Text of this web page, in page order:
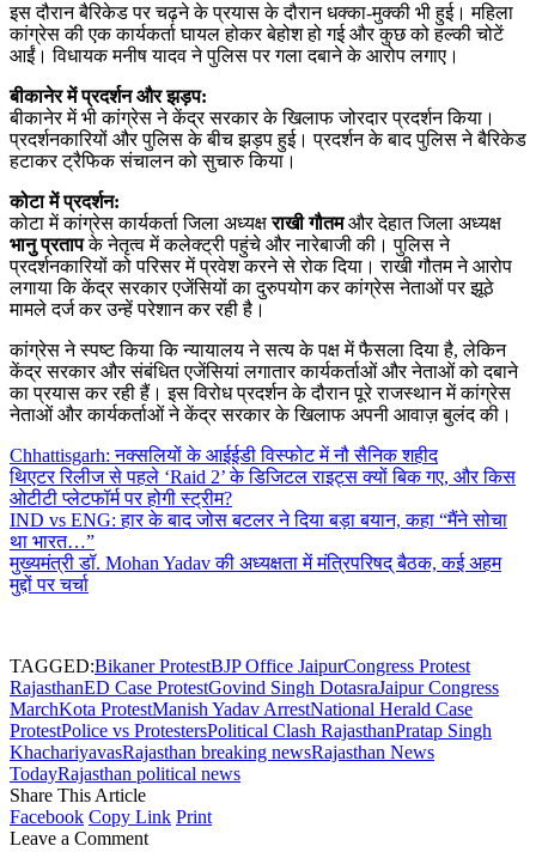
इस दौरान बैरिकेड पर चढ़ने के प्रयास के दौरान धक्का-मुक्की भी हुई। महिला
कांग्रेस की एक कार्यकर्ता घायल होकर बेहोश हो गई और कुछ को हल्की चोटें
आईं। विधायक मनीष यादव ने पुलिस पर गला दबाने के आरोप लगाए।
बीकानेर में प्रदर्शन और झड़प:
बीकानेर में भी कांग्रेस ने केंद्र सरकार के खिलाफ जोरदार प्रदर्शन किया।
प्रदर्शनकारियों और पुलिस के बीच झड़प हुई। प्रदर्शन के बाद पुलिस ने बैरिकेड
हटाकर ट्रैफिक संचालन को सुचारु किया।
कोटा में प्रदर्शन:
कोटा में कांग्रेस कार्यकर्ता जिला अध्यक्षराखी गौतमऔर देहात जिला अध्यक्ष
भानु प्रतापके नेतृत्व में कलेक्ट्री पहुंचे और नारेबाजी की। पुलिस ने
प्रदर्शनकारियों को परिसर में प्रवेश करने से रोक दिया। राखी गौतम ने आरोप
लगाया कि केंद्र सरकार एजेंसियों का दुरुपयोग कर कांग्रेस नेताओं पर झूठे
मामले दर्ज कर उन्हें परेशान कर रही है।
कांग्रेस ने स्पष्ट किया कि न्यायालय ने सत्य के पक्ष में फैसला दिया है, लेकिन
केंद्र सरकार और संबंधित एजेंसियां लगातार कार्यकर्ताओं और नेताओं को दबाने
का प्रयास कर रही हैं। इस विरोध प्रदर्शन के दौरान पूरे राजस्थान में कांग्रेस
नेताओं और कार्यकर्ताओं ने केंद्र सरकार के खिलाफ अपनी आवाज़ बुलंद की।
Chhattisgarh: नक्सलियों के आईईडी विस्फोट में नौ सैनिक शहीद
थिएटर रिलीज से पहले ‘Raid 2’ के डिजिटल राइट्स क्यों बिक गए, और किस
ओटीटी प्लेटफॉर्म पर होगी स्ट्रीम?
IND vs ENG: हार के बाद जोस बटलर ने दिया बड़ा बयान, कहा “मैंने सोचा
था भारत…”
मुख्यमंत्री डॉ. Mohan Yadav की अध्यक्षता में मंत्रिपरिषद् बैठक, कई अहम
मुद्दों पर चर्चा
TAGGED:Bikaner ProtestBJP Office JaipurCongress Protest
RajasthanED Case ProtestGovind Singh DotasraJaipur Congress
MarchKota ProtestManish Yadav ArrestNational Herald Case
ProtestPolice vs ProtestersPolitical Clash RajasthanPratap Singh
KhachariyavasRajasthan breaking newsRajasthan News
TodayRajasthan political news
Share This Article
Facebook Copy Link Print
Leave a Comment